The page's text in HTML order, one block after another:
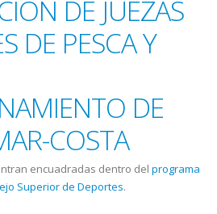
DE JUEZAS
DE PESCA Y
DE
COSTA
encuadradas dentro del programa
Superior de Deportes.